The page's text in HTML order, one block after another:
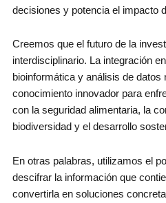
decisiones y potencia el impacto
Creemos que el futuro de la
interdisciplinario. La integración
bioinformática y análisis de datos
conocimiento innovador para
con la seguridad alimentaria, la
biodiversidad y el desarrollo
En otras palabras, utilizamos el
descifrar la información que
convertirla en soluciones